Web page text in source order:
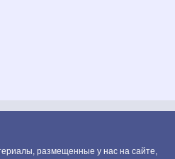
размещенные у нас на сайте,